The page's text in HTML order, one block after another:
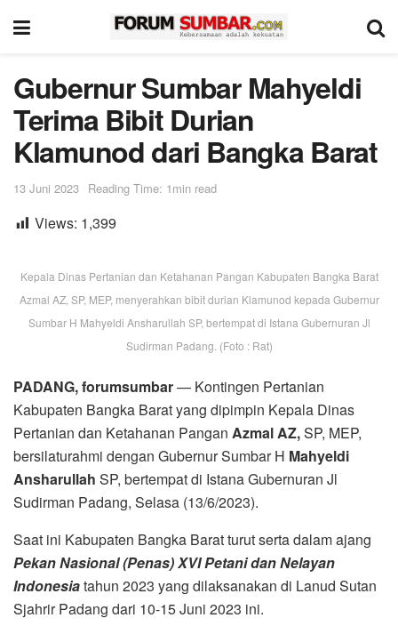
Gubernur Sumbar Mahyeldi
Terima Bibit Durian
Klamunod dari Bangka Barat
13 Juni 2023 Reading Time: 1min read
Views: 1,399
Kepala Dinas Pertanian dan Ketahanan Pangan Kabupaten Bangka Barat
Azmal AZ, SP, MEP, menyerahkan bibit durian Klamunod kepada Gubernur
Sumbar H Mahyeldi Ansharullah SP, bertempat di Istana Gubernuran Jl
Sudirman Padang. (Foto : Rat)
PADANG, forumsumbar— Kontingen Pertanian
Kabupaten Bangka Barat yang dipimpin Kepala Dinas
Pertanian dan Ketahanan Pangan Azmal AZ,SP, MEP,
bersilaturahmi dengan Gubernur Sumbar H Mahyeldi
Ansharullah SP, bertempat di Istana Gubernuran Jl
Sudirman Padang, Selasa (13/6/2023).
Saat ini Kabupaten Bangka Barat turut serta dalam ajang
Pekan Nasional (Penas) XVI Petani dan Nelayan
Indonesiatahun 2023 yang dilaksanakan di Lanud Sutan
Sjahrir Padang dari 10-15 Juni 2023 ini.